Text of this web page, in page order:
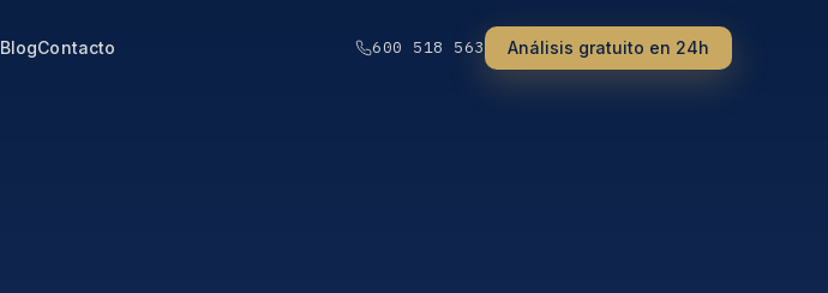
BlogContacto 600 518 563 Análisis gratuito en 24h